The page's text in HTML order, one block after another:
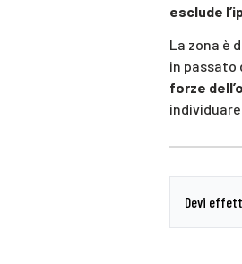
esclude
La zona è
in passato
forze
Devi